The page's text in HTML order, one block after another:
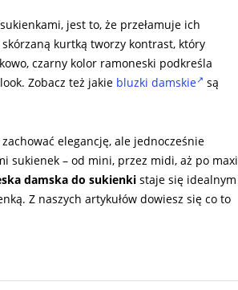
jest to, że przełamuje ich
kurtką tworzy kontrast, który
czarny kolor ramoneski podkreśla
Zobacz też jakie bluzki damskie
są
elegancję, ale jednocześnie
sukienek – od mini, przez midi, aż po maxi
damska do sukienki staje się idealnym
Z naszych artykułów dowiesz się co to